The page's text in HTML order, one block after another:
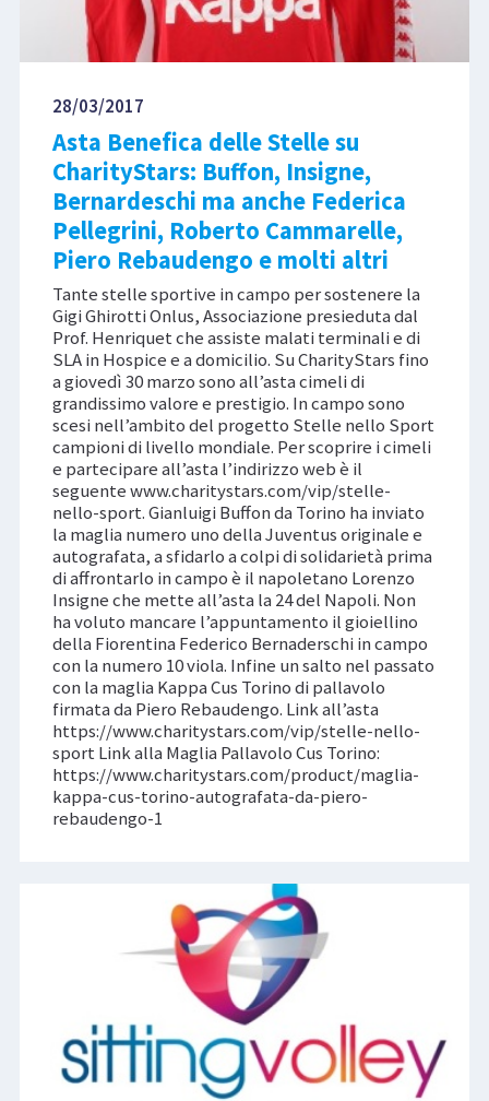
28/03/2017
Asta Benefica delle Stelle su
CharityStars: Buffon, Insigne,
Bernardeschi ma anche Federica
Pellegrini, Roberto Cammarelle,
Piero Rebaudengo e molti altri
Tante stelle sportive in campo per sostenere la
Gigi Ghirotti Onlus, Associazione presieduta dal
Prof. Henriquet che assiste malati terminali e di
SLA in Hospice e a domicilio. Su CharityStars fino
a giovedì 30 marzo sono all’asta cimeli di
grandissimo valore e prestigio. In campo sono
scesi nell’ambito del progetto Stelle nello Sport
campioni di livello mondiale. Per scoprire i cimeli
e partecipare all’asta l’indirizzo web è il
seguente www.charitystars.com/vip/stelle-
nello-sport. Gianluigi Buffon da Torino ha inviato
la maglia numero uno della Juventus originale e
autografata, a sfidarlo a colpi di solidarietà prima
di affrontarlo in campo è il napoletano Lorenzo
Insigne che mette all’asta la 24 del Napoli. Non
ha voluto mancare l’appuntamento il gioiellino
della Fiorentina Federico Bernaderschi in campo
con la numero 10 viola. Infine un salto nel passato
con la maglia Kappa Cus Torino di pallavolo
firmata da Piero Rebaudengo. Link all’asta
https://www.charitystars.com/vip/stelle-nello-
sport Link alla Maglia Pallavolo Cus Torino:
https://www.charitystars.com/product/maglia-
kappa-cus-torino-autografata-da-piero-
rebaudengo-1